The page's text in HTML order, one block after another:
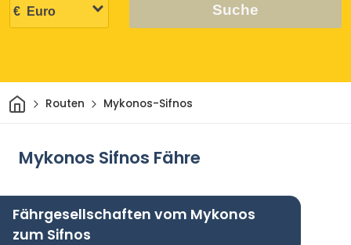
Suche
HeimRouten Mykonos-Sifnos
Mykonos Sifnos Fähre
Fährgesellschaften vom Mykonos
zum Sifnos